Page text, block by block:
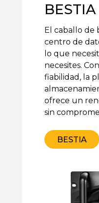
BESTIA
El caballo de
centro de
lo que
necesites.
fiabilidad, la
ofrece un
sin
BESTIA